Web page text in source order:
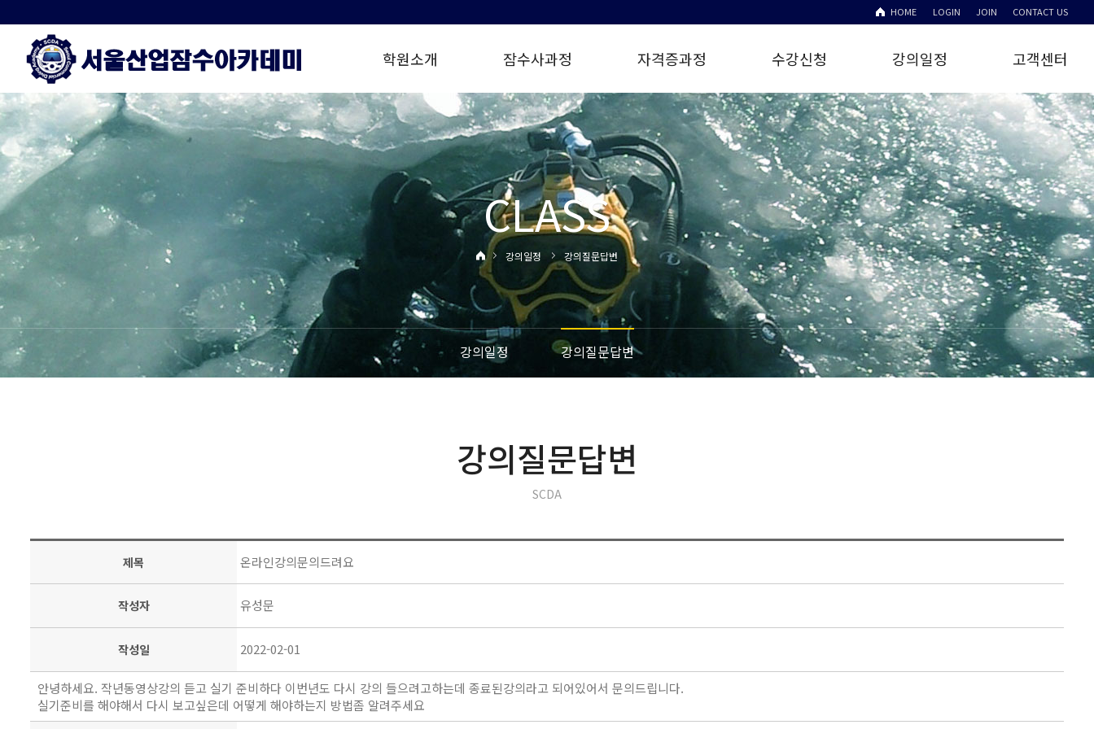
HOME LOGIN JOIN CONTACT US
학원소개 잠수사과정 자격증과정 수강신청 강의일정 고객센터
CLASS
강의일정 강의질문답변
강의일정 강의질문답변
강의질문답변
SCDA
제목 온라인강의문의드려요
작성자 유성문
작성일 2022-02-01
안녕하세요. 작년동영상강의 듣고 실기 준비하다 이번년도 다시 강의 들으려고하는데 종료된강의라고 되어있어서 문의드립니다.
실기준비를 해야해서 다시 보고싶은데 어떻게 해야하는지 방법좀 알려주세요